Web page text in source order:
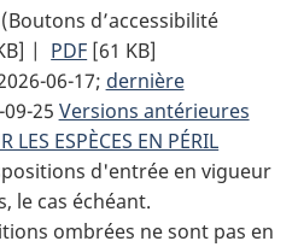
Texte
du
(Boutons d’accessibilité
| PDF Texte
complet
:
Arrêté
visant
l’habitat
essentiel
[61 KB]
06-17; dernière
25 Versions antérieures
LES ESPÈCES EN PÉRIL
d'entrée en vigueur
le cas échéant.
ombrées ne sont pas en